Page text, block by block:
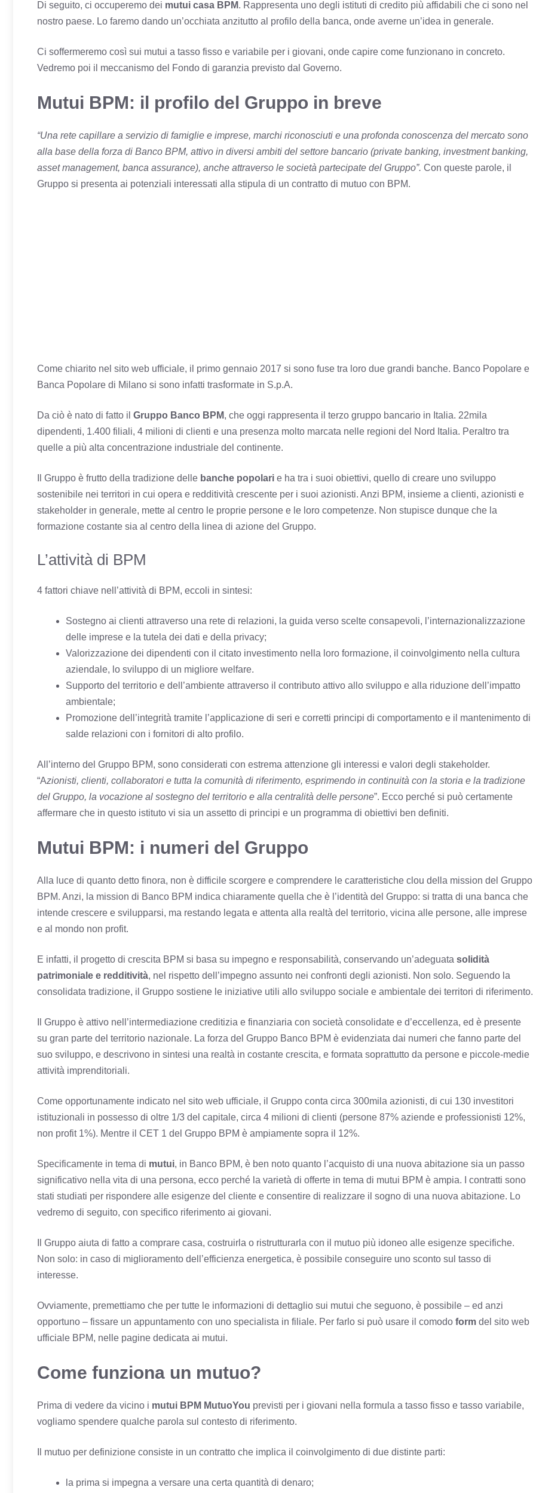
Di seguito, ci occuperemo dei mutui casa BPM. Rappresenta uno degli istituti di credito più affidabili che ci sono nel
nostro paese. Lo faremo dando un’occhiata anzitutto al profilo della banca, onde averne un’idea in generale.
Ci soffermeremo così sui mutui a tasso fisso e variabile per i giovani, onde capire come funzionano in concreto.
Vedremo poi il meccanismo del Fondo di garanzia previsto dal Governo.
Mutui BPM: il profilo del Gruppo in breve
“Una rete capillare a servizio di famiglie e imprese, marchi riconosciuti e una profonda conoscenza del mercato sono
alla base della forza di Banco BPM, attivo in diversi ambiti del settore bancario (private banking, investment banking,
asset management, banca assurance), anche attraverso le società partecipate del Gruppo”. Con queste parole, il
Gruppo si presenta ai potenziali interessati alla stipula di un contratto di mutuo con BPM.
Come chiarito nel sito web ufficiale, il primo gennaio 2017 si sono fuse tra loro due grandi banche. Banco Popolare e
Banca Popolare di Milano si sono infatti trasformate in S.p.A.
Da ciò è nato di fatto il Gruppo Banco BPM, che oggi rappresenta il terzo gruppo bancario in Italia. 22mila
dipendenti, 1.400 filiali, 4 milioni di clienti e una presenza molto marcata nelle regioni del Nord Italia. Peraltro tra
quelle a più alta concentrazione industriale del continente.
Il Gruppo è frutto della tradizione delle banche popolari e ha tra i suoi obiettivi, quello di creare uno sviluppo
sostenibile nei territori in cui opera e redditività crescente per i suoi azionisti. Anzi BPM, insieme a clienti, azionisti e
stakeholder in generale, mette al centro le proprie persone e le loro competenze. Non stupisce dunque che la
formazione costante sia al centro della linea di azione del Gruppo.
L’attività di BPM
4 fattori chiave nell’attività di BPM, eccoli in sintesi:
Sostegno ai clienti attraverso una rete di relazioni, la guida verso scelte consapevoli, l’internazionalizzazione
delle imprese e la tutela dei dati e della privacy;
Valorizzazione dei dipendenti con il citato investimento nella loro formazione, il coinvolgimento nella cultura
aziendale, lo sviluppo di un migliore welfare.
Supporto del territorio e dell’ambiente attraverso il contributo attivo allo sviluppo e alla riduzione dell’impatto
ambientale;
Promozione dell’integrità tramite l’applicazione di seri e corretti principi di comportamento e il mantenimento di
salde relazioni con i fornitori di alto profilo.
All’interno del Gruppo BPM, sono considerati con estrema attenzione gli interessi e valori degli stakeholder.
“Azionisti, clienti, collaboratori e tutta la comunità di riferimento, esprimendo in continuità con la storia e la tradizione
del Gruppo, la vocazione al sostegno del territorio e alla centralità delle persone”. Ecco perché si può certamente
affermare che in questo istituto vi sia un assetto di principi e un programma di obiettivi ben definiti.
Mutui BPM: i numeri del Gruppo
Alla luce di quanto detto finora, non è difficile scorgere e comprendere le caratteristiche clou della mission del Gruppo
BPM. Anzi, la mission di Banco BPM indica chiaramente quella che è l’identità del Gruppo: si tratta di una banca che
intende crescere e svilupparsi, ma restando legata e attenta alla realtà del territorio, vicina alle persone, alle imprese
e al mondo non profit.
E infatti, il progetto di crescita BPM si basa su impegno e responsabilità, conservando un’adeguata solidità
patrimoniale e redditività, nel rispetto dell’impegno assunto nei confronti degli azionisti. Non solo. Seguendo la
consolidata tradizione, il Gruppo sostiene le iniziative utili allo sviluppo sociale e ambientale dei territori di riferimento.
Il Gruppo è attivo nell’intermediazione creditizia e finanziaria con società consolidate e d’eccellenza, ed è presente
su gran parte del territorio nazionale. La forza del Gruppo Banco BPM è evidenziata dai numeri che fanno parte del
suo sviluppo, e descrivono in sintesi una realtà in costante crescita, e formata soprattutto da persone e piccole-medie
attività imprenditoriali.
Come opportunamente indicato nel sito web ufficiale, il Gruppo conta circa 300mila azionisti, di cui 130 investitori
istituzionali in possesso di oltre 1/3 del capitale, circa 4 milioni di clienti (persone 87% aziende e professionisti 12%,
non profit 1%). Mentre il CET 1 del Gruppo BPM è ampiamente sopra il 12%.
Specificamente in tema di mutui, in Banco BPM, è ben noto quanto l’acquisto di una nuova abitazione sia un passo
significativo nella vita di una persona, ecco perché la varietà di offerte in tema di mutui BPM è ampia. I contratti sono
stati studiati per rispondere alle esigenze del cliente e consentire di realizzare il sogno di una nuova abitazione. Lo
vedremo di seguito, con specifico riferimento ai giovani.
Il Gruppo aiuta di fatto a comprare casa, costruirla o ristrutturarla con il mutuo più idoneo alle esigenze specifiche.
Non solo: in caso di miglioramento dell’efficienza energetica, è possibile conseguire uno sconto sul tasso di
interesse.
Ovviamente, premettiamo che per tutte le informazioni di dettaglio sui mutui che seguono, è possibile – ed anzi
opportuno – fissare un appuntamento con uno specialista in filiale. Per farlo si può usare il comodo form del sito web
ufficiale BPM, nelle pagine dedicata ai mutui.
Come funziona un mutuo?
Prima di vedere da vicino i mutui BPM MutuoYou previsti per i giovani nella formula a tasso fisso e tasso variabile,
vogliamo spendere qualche parola sul contesto di riferimento.
Il mutuo per definizione consiste in un contratto che implica il coinvolgimento di due distinte parti:
la prima si impegna a versare una certa quantità di denaro;